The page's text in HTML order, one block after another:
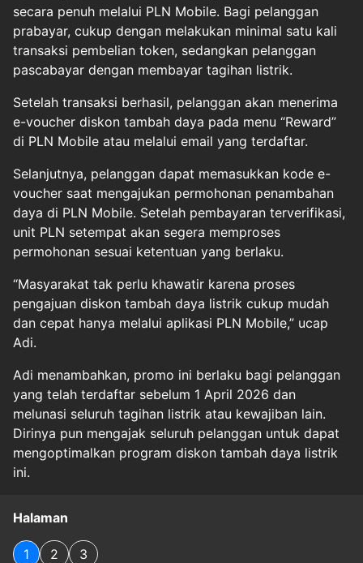
secara penuh melalui PLN Mobile. Bagi pelanggan
prabayar, cukup dengan melakukan minimal satu kali
transaksi pembelian token, sedangkan pelanggan
pascabayar dengan membayar tagihan listrik.
Setelah transaksi berhasil, pelanggan akan menerima
e-voucher diskon tambah daya pada menu “Reward”
di PLN Mobile atau melalui email yang terdaftar.
Selanjutnya, pelanggan dapat memasukkan kode e-
voucher saat mengajukan permohonan penambahan
daya di PLN Mobile. Setelah pembayaran terverifikasi,
unit PLN setempat akan segera memproses
permohonan sesuai ketentuan yang berlaku.
“Masyarakat tak perlu khawatir karena proses
pengajuan diskon tambah daya listrik cukup mudah
dan cepat hanya melalui aplikasi PLN Mobile,” ucap
Adi.
Adi menambahkan, promo ini berlaku bagi pelanggan
yang telah terdaftar sebelum 1 April 2026 dan
melunasi seluruh tagihan listrik atau kewajiban lain.
Dirinya pun mengajak seluruh pelanggan untuk dapat
mengoptimalkan program diskon tambah daya listrik
ini.
Halaman
1 2 3